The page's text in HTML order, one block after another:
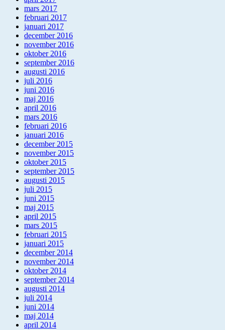
mars 2017
februari 2017
januari 2017
december 2016
november 2016
oktober 2016
september 2016
augusti 2016
juli 2016
juni 2016
maj 2016
april 2016
mars 2016
februari 2016
januari 2016
december 2015
november 2015
oktober 2015
september 2015
augusti 2015
juli 2015
juni 2015
maj 2015
april 2015
mars 2015
februari 2015
januari 2015
december 2014
november 2014
oktober 2014
september 2014
augusti 2014
juli 2014
juni 2014
maj 2014
april 2014